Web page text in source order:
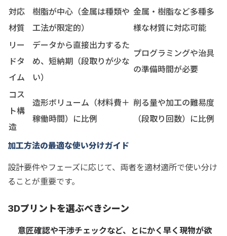
対応
材質
樹脂が中心（金属は種類や
工法が限定的）
金属・樹脂など多種多
様な材質に対応可能
リー
ドタ
イム
データから直接出力するた
め、短納期（段取りが少な
い）
プログラミングや治具
の準備時間が必要
コス
ト構
造
造形ボリューム（材料費＋
稼働時間）に比例
削る量や加工の難易度
（段取り回数）に比例
加工方法の最適な使い分けガイド
設計要件やフェーズに応じて、両者を適材適所で使い分け
ることが重要です。
3Dプリントを選ぶべきシーン
意匠確認や干渉チェックなど、とにかく早く現物が欲